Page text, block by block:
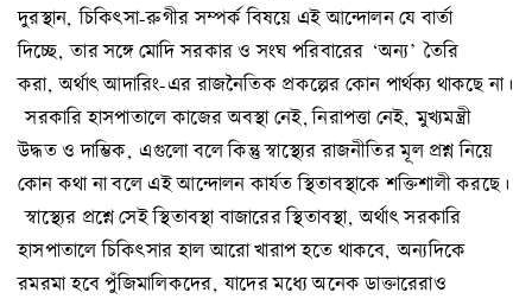
দুরস্থান, চিকিৎসা-রুগীর সম্পর্ক বিষয়ে এই আন্দোলন যে বার্তা
দিচ্ছে, তার সঙ্গে মোদি সরকার ও সংঘ পরিবারের ‘অন্য’ তৈরি
করা, অর্থাৎ আদারিং-এর রাজনৈতিক প্রকল্পের কোন পার্থক্য থাকছে না।
সরকারি হাসপাতালে কাজের অবস্থা নেই, নিরাপত্তা নেই, মুখ্যমন্ত্রী
উদ্ধত ও দাম্ভিক, এগুলো বলে কিন্তু স্বাস্থ্যের রাজনীতির মূল প্রশ্ন নিয়ে
কোন কথা না বলে এই আন্দোলন কার্যত স্থিতাবস্থাকে শক্তিশালী করছে।
স্বাস্থ্যের প্রশ্নে সেই স্থিতাবস্থা বাজারের স্থিতাবস্থা, অর্থাৎ সরকারি
হাসপাতালে চিকিৎসার হাল আরো খারাপ হতে থাকবে, অন্যদিকে
রমরমা হবে পুঁজিমালিকদের, যাদের মধ্যে অনেক ডাক্তারেরাও